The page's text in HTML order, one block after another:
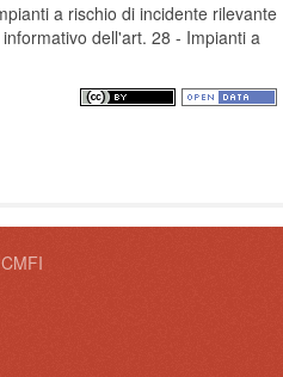
a rischio di incidente rilevante
dell'art. 28 - Impianti a